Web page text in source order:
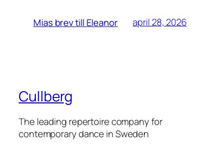
Mias brev till Eleanor april 28, 2026
Cullberg
The leading repertoire company for
contemporary dance in Sweden